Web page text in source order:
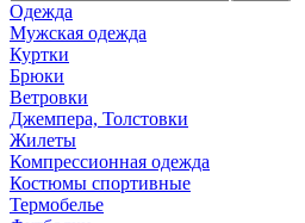
Одежда
Мужская одежда
Куртки
Брюки
Ветровки
Джемпера, Толстовки
Жилеты
Компрессионная одежда
Костюмы спортивные
Термобелье